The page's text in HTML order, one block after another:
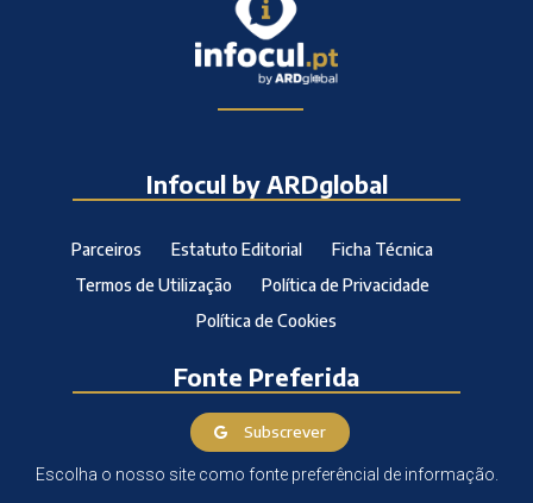
Infocul by ARDglobal
Parceiros Estatuto Editorial
Ficha Técnica
Termos de Utilização
Política de Privacidade
Política de Cookies
Fonte Preferida
Subscrever
Escolha o nosso site como fonte preferêncial de informação.